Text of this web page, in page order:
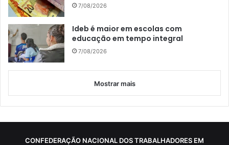
7/08/2026
Ideb é maior em escolas com
educação em tempo integral
7/08/2026
Mostrar mais
CONFEDERAÇÃO NACIONAL DOS TRABALHADORES EM